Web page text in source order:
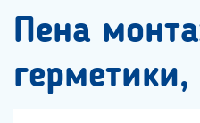
Пена
герметики,